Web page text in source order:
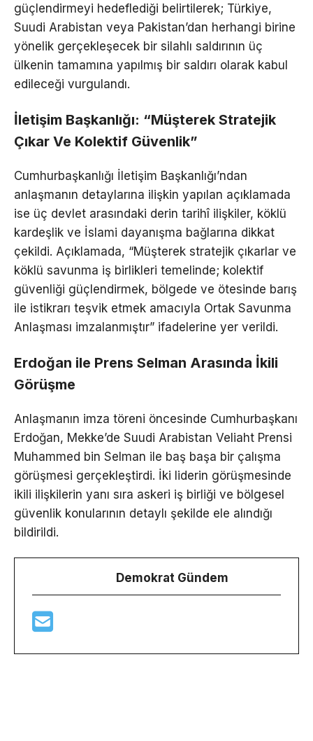
güçlendirmeyi hedeflediği belirtilerek; Türkiye,
Suudi Arabistan veya Pakistan’dan herhangi birine
yönelik gerçekleşecek bir silahlı saldırının üç
ülkenin tamamına yapılmış bir saldırı olarak kabul
edileceği vurgulandı.
İletişim Başkanlığı: “Müşterek Stratejik
Çıkar Ve Kolektif Güvenlik”
Cumhurbaşkanlığı İletişim Başkanlığı’ndan
anlaşmanın detaylarına ilişkin yapılan açıklamada
ise üç devlet arasındaki derin tarihî ilişkiler, köklü
kardeşlik ve İslami dayanışma bağlarına dikkat
çekildi. Açıklamada, “Müşterek stratejik çıkarlar ve
köklü savunma iş birlikleri temelinde; kolektif
güvenliği güçlendirmek, bölgede ve ötesinde barış
ile istikrarı teşvik etmek amacıyla Ortak Savunma
Anlaşması imzalanmıştır” ifadelerine yer verildi.
Erdoğan ile Prens Selman Arasında İkili
Görüşme
Anlaşmanın imza töreni öncesinde Cumhurbaşkanı
Erdoğan, Mekke’de Suudi Arabistan Veliaht Prensi
Muhammed bin Selman ile baş başa bir çalışma
görüşmesi gerçekleştirdi. İki liderin görüşmesinde
ikili ilişkilerin yanı sıra askeri iş birliği ve bölgesel
güvenlik konularının detaylı şekilde ele alındığı
bildirildi.
Demokrat Gündem